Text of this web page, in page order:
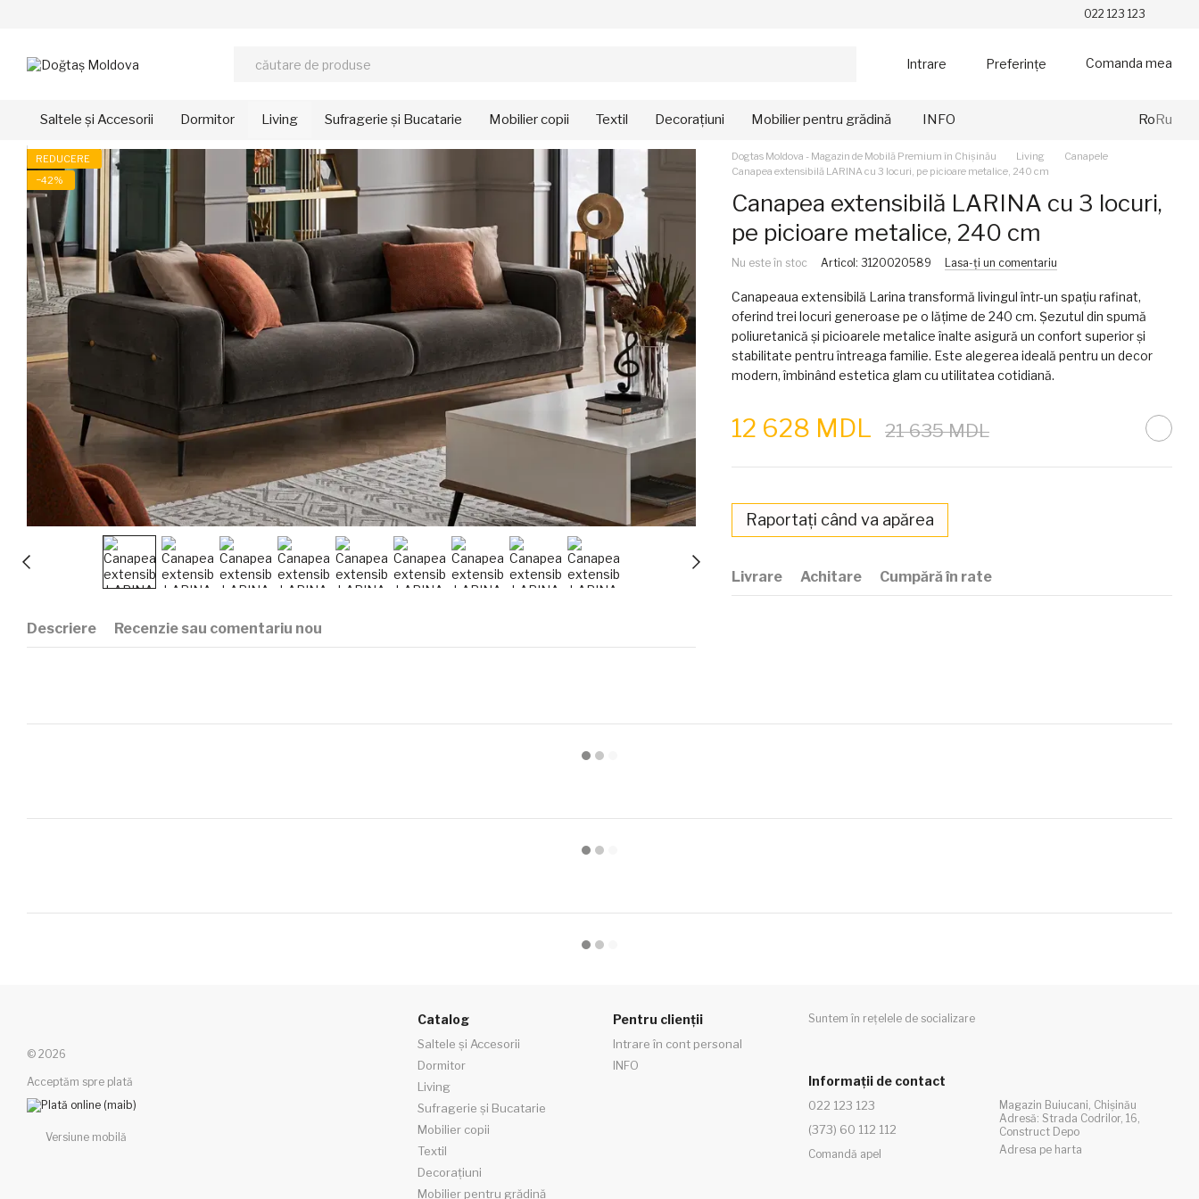
022 123 123
Intrare Preferințe Comanda mea
Saltele și Accesorii Dormitor Living Sufragerie și Bucatarie Mobilier copii Textil Decorațiuni Mobilier pentru grădină INFO RoRu
REDUCERE
−42%
Descriere Recenzie sau comentariu nou
Dogtas Moldova - Magazin de Mobilă Premium în Chișinău Living
Canapele
Canapea extensibilă LARINA cu 3 locuri, pe picioare metalice, 240 cm
Canapea extensibilă LARINA cu 3 locuri,
pe picioare metalice, 240 cm
Nu este în stoc Articol: 3120020589 Lasa-ți un comentariu
Canapeaua extensibilă Larina transformă livingul într-un spațiu rafinat,
oferind trei locuri generoase pe o lățime de 240 cm. Șezutul din spumă
poliuretanică și picioarele metalice înalte asigură un confort superior și
stabilitate pentru întreaga familie. Este alegerea ideală pentru un decor
modern, îmbinând estetica glam cu utilitatea cotidiană.
12 628 MDL 21 635 MDL
Raportați când va apărea
Livrare Achitare Cumpără în rate
© 2026
Acceptăm spre plată
Versiune mobilă
Catalog
Saltele și Accesorii
Dormitor
Living
Sufragerie și Bucatarie
Mobilier copii
Textil
Decorațiuni
Mobilier pentru grădină
Pentru clienții
Intrare în cont personal
INFO
Suntem în rețelele de socializare
Informații de contact
022 123 123
(373) 60 112 112
Comandă apel
Magazin Buiucani, Chișinău
Adresă: Strada Codrilor, 16,
Construct Depo
Adresa pe harta